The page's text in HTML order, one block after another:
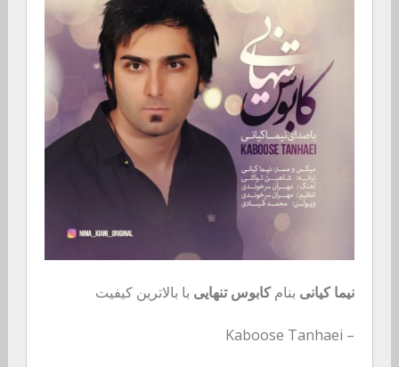
نیما کیانی بنامکابوس تنهایی با بالاترین کیفیت
– Kaboose Tanhaei